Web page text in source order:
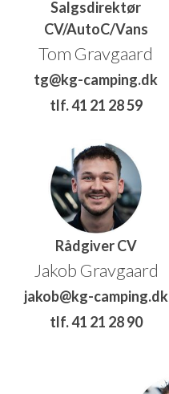
Salgsdirektør
CV/AutoC/Vans
Tom Gravgaard
tg@kg-camping.dk
tlf. 41 21 28 59
Rådgiver CV
Jakob Gravgaard
jakob@kg-camping.dk
tlf. 41 21 28 90